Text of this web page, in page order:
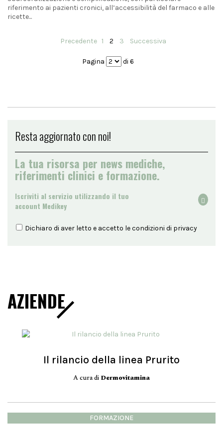
riferimento ai pazienti cronici, all’accessibilità del farmaco e alle
ricette...
Precedente 1 2 3 Successiva
Pagina di 6
Resta aggiornato con noi!
La tua risorsa per news mediche,
riferimenti clinici e formazione.
Iscriviti al servizio utilizzando il tuo
account Medikey
Dichiaro di aver letto e accetto le condizioni di privacy
AZIENDE
Il rilancio della linea Prurito
A cura di Dermovitamina
FORMAZIONE